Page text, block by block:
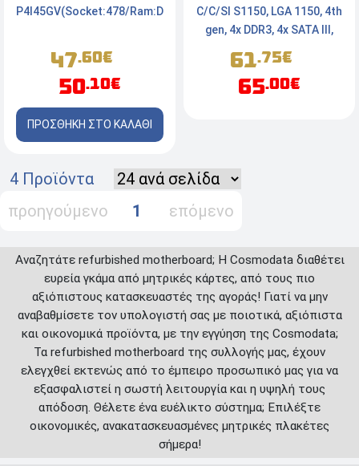
P4I45GV(Socket:478/Ram:DDR1)
47.60€
50.10€
ΠΡΟΣΘΗΚΗ ΣΤΟ ΚΑΛΑΘΙ
C/C/SI S1150, LGA 1150, 4th
gen, 4x DDR3, 4x SATA III,
61.75€
65.00€
4 Προϊόντα
προηγούμενο
1 επόμενο
Αναζητάτε refurbished motherboard; Η Cosmodata διαθέτει
ευρεία γκάμα από μητρικές κάρτες, από τους πιο
αξιόπιστους κατασκευαστές της αγοράς! Γιατί να μην
αναβαθμίσετε τον υπολογιστή σας με ποιοτικά, αξιόπιστα
και οικονομικά προϊόντα, με την εγγύηση της Cosmodata;
Τα refurbished motherboard της συλλογής μας, έχουν
ελεγχθεί εκτενώς από το έμπειρο προσωπικό μας για να
εξασφαλιστεί η σωστή λειτουργία και η υψηλή τους
απόδοση. Θέλετε ένα ευέλικτο σύστημα; Επιλέξτε
οικονομικές, ανακατασκευασμένες μητρικές πλακέτες
σήμερα!